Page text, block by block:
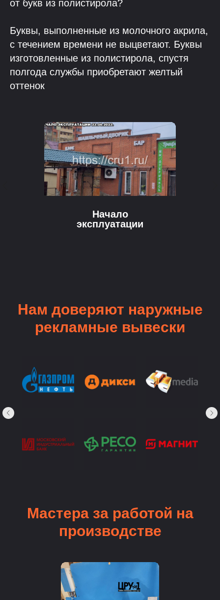
от букв из полистирола?
Буквы, выполненные из молочного акрила,
с течением времени не выцветают. Буквы
изготовленные из полистирола, спустя
полгода службы приобретают желтый
оттенок
Начало
эксплуатации
Нам доверяют наружные
рекламные вывески
Мастера за работой на
производстве